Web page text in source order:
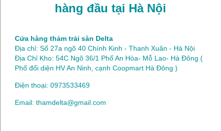
hàng đầu tại Hà Nội
Cửa hàng thảm trải sàn Delta
Địa chỉ: Số 27a ngõ 40 Chính Kinh - Thanh Xuân - Hà Nội
Địa Chỉ Kho: 54C Ngõ 36/1 Phố An Hòa- Mỗ Lao- Hà Đông (
Phố đối diện HV An Ninh, cạnh Coopmart Hà Đông )
Điện thoại: 0973533469
Email: thamdelta@gmail.com